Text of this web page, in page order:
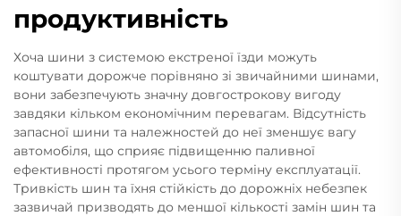
продуктивність
Хоча шини з системою екстреної їзди можуть
коштувати дорожче порівняно зі звичайними шинами,
вони забезпечують значну довгострокову вигоду
завдяки кільком економічним перевагам. Відсутність
запасної шини та належностей до неї зменшує вагу
автомобіля, що сприяє підвищенню паливної
ефективності протягом усього терміну експлуатації.
Тривкість шин та їхня стійкість до дорожніх небезпек
зазвичай призводять до меншої кількості замін шин та